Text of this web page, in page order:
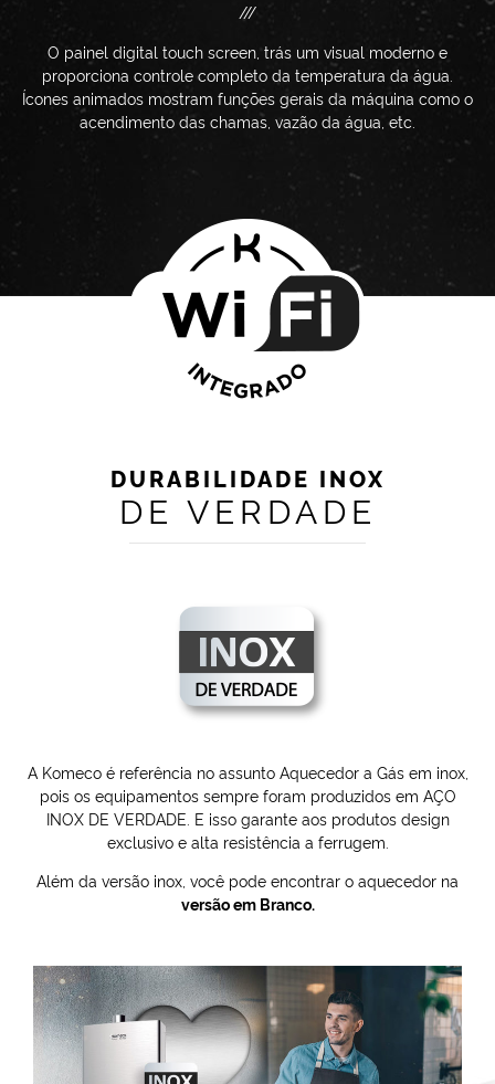
///
O painel digital touch screen, trás um visual moderno e
proporciona controle completo da temperatura da água.
Ícones animados mostram funções gerais da máquina como o
acendimento das chamas, vazão da água, etc.
DURABILIDADE INOX
DE VERDADE
A Komeco é referência no assunto Aquecedor a Gás em inox,
pois os equipamentos sempre foram produzidos em AÇO
INOX DE VERDADE. E isso garante aos produtos design
exclusivo e alta resistência a ferrugem.
Além da versão inox, você pode encontrar o aquecedor na
versão em Branco.